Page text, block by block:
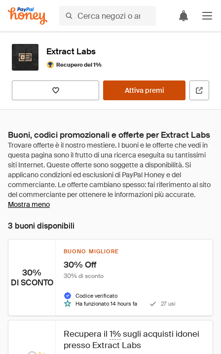
Extract Labs
Recupero del 1%
Attiva premi
Buoni, codici promozionali e offerte per Extract Labs
Mostra meno
3 buoni disponibili
30%
DI SCONTO
BUONO MIGLIORE
30% Off
30% di sconto
Codice verificato
Ha funzionato 14 hours fa
27 usi
Recupera il 1% sugli acquisti idonei
presso Extract Labs